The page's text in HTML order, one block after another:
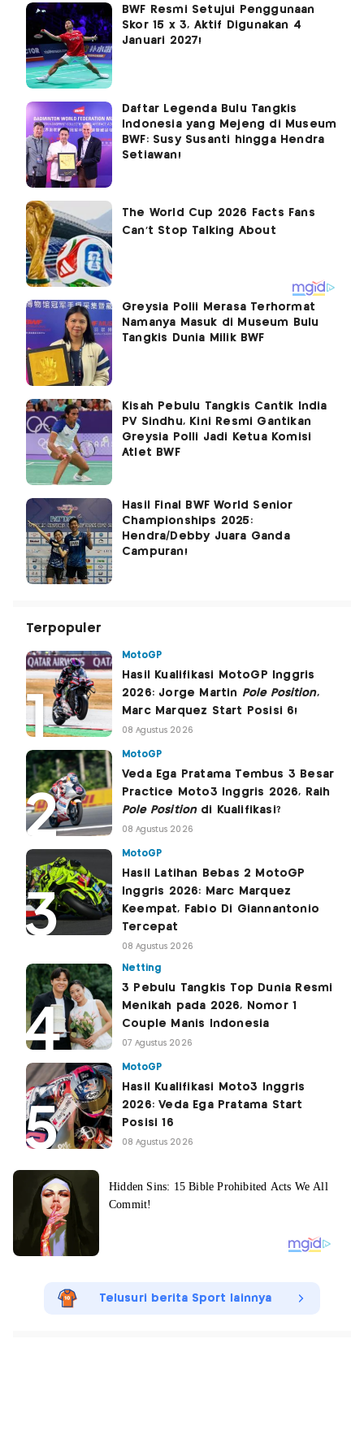
BWF Resmi Setujui Penggunaan
Skor 15 x 3, Aktif Digunakan 4
Januari 2027!
Daftar Legenda Bulu Tangkis
Indonesia yang Mejeng di Museum
BWF: Susy Susanti hingga Hendra
Setiawan!
Greysia Polii Merasa Terhormat
Namanya Masuk di Museum Bulu
Tangkis Dunia Milik BWF
Kisah Pebulu Tangkis Cantik India
PV Sindhu, Kini Resmi Gantikan
Greysia Polli Jadi Ketua Komisi
Atlet BWF
Hasil Final BWF World Senior
Championships 2025:
Hendra/Debby Juara Ganda
Campuran!
Terpopuler
MotoGP
Hasil Kualifikasi MotoGP Inggris
2026: Jorge Martin Pole Position,
Marc Marquez Start Posisi 6!
08 Agustus 2026
MotoGP
Veda Ega Pratama Tembus 3 Besar
Practice Moto3 Inggris 2026, Raih
Pole Positiondi Kualifikasi?
08 Agustus 2026
MotoGP
Hasil Latihan Bebas 2 MotoGP
Inggris 2026: Marc Marquez
Keempat, Fabio Di Giannantonio
Tercepat
08 Agustus 2026
Netting
3 Pebulu Tangkis Top Dunia Resmi
Menikah pada 2026, Nomor 1
Couple Manis Indonesia
07 Agustus 2026
MotoGP
Hasil Kualifikasi Moto3 Inggris
2026: Veda Ega Pratama Start
Posisi 16
08 Agustus 2026
Telusuri berita Sport lainnya